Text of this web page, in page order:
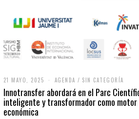
21 MAYO, 2025
M
A
Y
AGENDA / SIN CATEGORÍA
Innotransfer abordará en el Parc
inteligente y transformador como motor
económica